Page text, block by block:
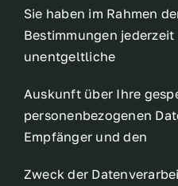
Sie haben im Rahmen
Bestimmungen
unentgeltliche
Auskunft über Ihre
personenbezogenen
Empfänger und den
Zweck der